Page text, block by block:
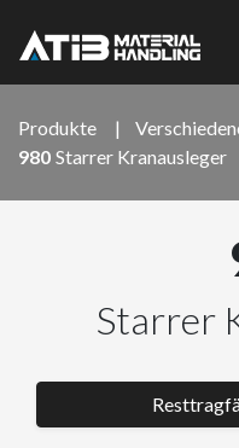
Produkte |
980 Starrer Kranausleger
Starrer